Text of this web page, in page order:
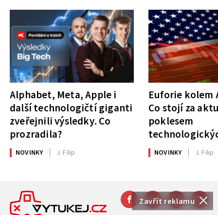
Zavřít reklamu
Alphabet, Meta, Apple i
další technologičtí giganti
zveřejnili výsledky. Co
prozradila?
NOVINKY J. Filip
Euforie kolem
Co stojí za
poklesem
NOVINKY J. Filip